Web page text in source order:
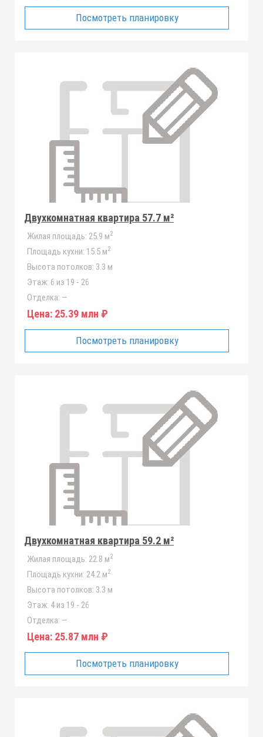
Посмотреть планировку
Двухкомнатная квартира 57.7 м²
Жилая площадь: 25.9 м2
Площадь кухни: 15.5 м2
Высота потолков: 3.3 м
Этаж: 6 из 19 - 26
Отделка: —
Цена: 25.39 млн ₽
Посмотреть планировку
Двухкомнатная квартира 59.2 м²
Жилая площадь: 22.8 м2
Площадь кухни: 24.2 м2
Высота потолков: 3.3 м
Этаж: 4 из 19 - 26
Отделка: —
Цена: 25.87 млн ₽
Посмотреть планировку